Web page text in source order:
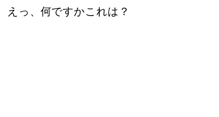
えっ、何ですかこれは？